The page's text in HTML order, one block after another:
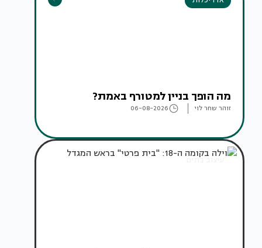
מה הופך בניין למטורף באמת?
זוהר שחר לוי 06-08-2026
עיצוב בתים